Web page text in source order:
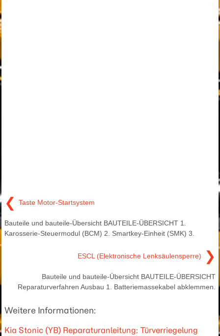
❮ Taste Motor-Startsystem
Bauteile und bauteile-Übersicht BAUTEILE-ÜBERSICHT 1.
Karosserie-Steuermodul (BCM) 2. Smartkey-Einheit (SMK) 3.
ESCL (Elektronische Lenksäulensperre) ❯
Bauteile und bauteile-Übersicht BAUTEILE-ÜBERSICHT
Reparaturverfahren Ausbau 1. Batteriemassekabel abklemmen.
Weitere Informationen:
Kia Stonic (YB) Reparaturanleitung: Türverriegelung